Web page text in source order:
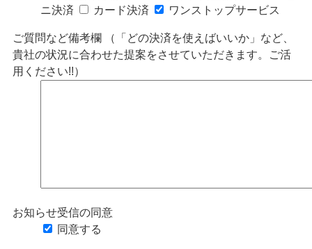
ニ決済
カード決済 ワンストップサービス
ご質問など備考欄
（「どの決済を使えばいいか」など、
貴社の状況に合わせた提案をさせていただきます。ご活
用ください!!）
お知らせ受信の同意
同意する